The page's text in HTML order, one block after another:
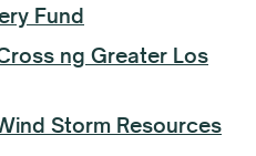
Fund
ng Greater Los
Storm Resources